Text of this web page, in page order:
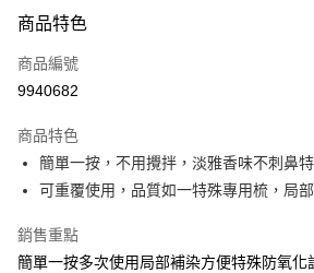
POYA支付
信用卡一次付款
LINE Pay
Apple Pay
街口支付
商品特色
商品編號
9940682
商品特色
簡單一按，不用攪拌，淡雅香味不刺鼻
可重覆使用，品質如一特殊專用梳，局
銷售重點
簡單一按多次使用局部補染方便特殊防氧化